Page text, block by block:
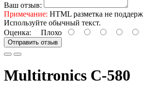
Ваш отзыв:
Примечание: HTML разметка не
Используйте обычный текст.
Оценка: Плохо
Отправить отзыв
Multitronics C-580